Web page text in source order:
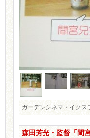
ガーデンシネマ・イク
森田芳光・監督「間